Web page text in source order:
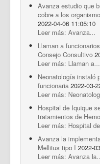
Avanza estudio que
cobre a los
2022-04-06 11:05:10
Leer más: Avanza...
Llaman a
Consejo Consultivo
Leer más: Llaman a...
Neonatología instaló
funcionaria 2022-03-
Leer más:
Hospital de Iquique
tratamientos de
Leer más: Hospital
Avanza la
Mellitus tipo I 2022-
Leer más: Avanza